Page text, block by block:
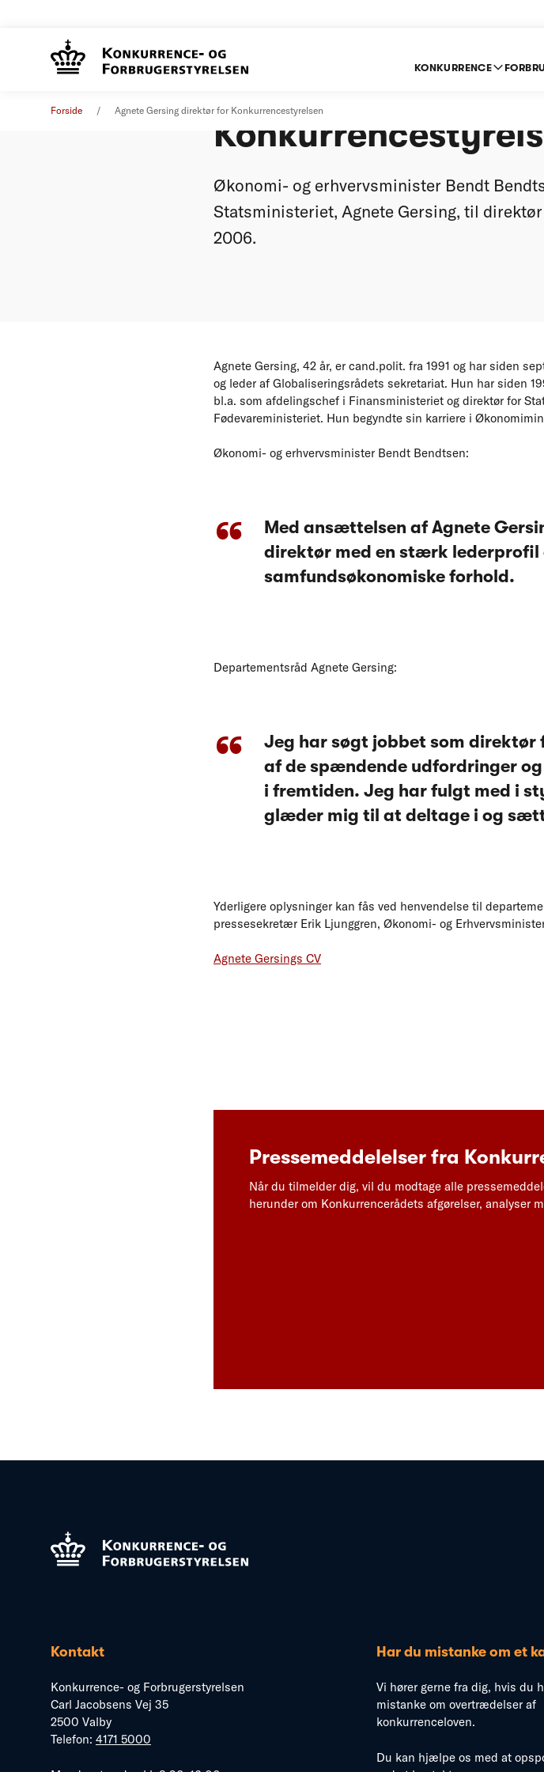
KONKURRENCE
Forside Agnete Gersing direktør for Konkurrencestyrelsen
Økonomi- og erhvervsminister Bendt
Statsministeriet, Agnete Gersing, til
2006.
Agnete Gersing, 42 år, er cand.polit. fra 1991 og har siden
og leder af Globaliseringsrådets sekretariat. Hun har siden
bl.a. som afdelingschef i Finansministeriet og direktør for
Fødevareministeriet. Hun begyndte sin karriere i
Økonomi- og erhvervsminister Bendt Bendtsen:
Med ansættelsen af Agnete
direktør med en stærk lederprofil
samfundsøkonomiske forhold.
Departementsråd Agnete Gersing:
Jeg har søgt jobbet som direktør
af de spændende udfordringer
i fremtiden. Jeg har fulgt med i
glæder mig til at deltage i og
Yderligere oplysninger kan fås ved henvendelse til
pressesekretær Erik Ljunggren, Økonomi- og
Agnete Gersings CV
Pressemeddelelser fra
Når du tilmelder dig, vil du modtage alle
herunder om Konkurrencerådets afgørelser, analyser
Kontakt
Konkurrence- og Forbrugerstyrelsen
Carl Jacobsens Vej 35
2500 Valby
Telefon: 4171 5000
Har du mistanke om et
Vi hører gerne fra dig, hvis du
mistanke om overtrædelser af
konkurrenceloven.
Du kan hjælpe os med at